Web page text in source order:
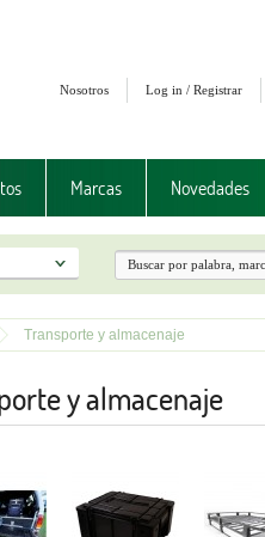
Log in / Registrar
Nosotros
Marcas Novedades
Transporte y almacenaje
y almacenaje